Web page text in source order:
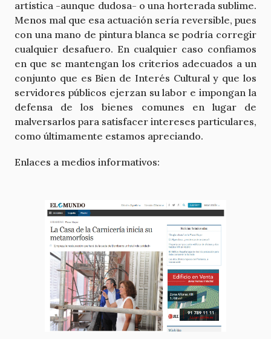
artística -aunque dudosa- o una horterada sublime.
Menos mal que esa actuación sería reversible, pues
con una mano de pintura blanca se podría corregir
cualquier desafuero. En cualquier caso confiamos
en que se mantengan los criterios adecuados a un
conjunto que es Bien de Interés Cultural y que los
servidores públicos ejerzan su labor e impongan la
defensa de los bienes comunes en lugar de
malversarlos para satisfacer intereses particulares,
como últimamente estamos apreciando.
Enlaces a medios informativos: